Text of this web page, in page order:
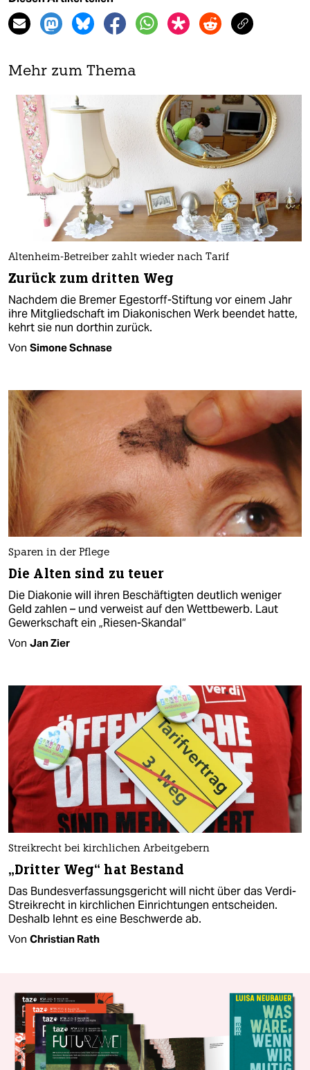
Mehr zum Thema
Altenheim-Betreiber zahlt wieder nach Tarif
Zurück zum dritten Weg
Nachdem die Bremer Egestorff-Stiftung vor einem Jahr
ihre Mitgliedschaft im Diakonischen Werk beendet hatte,
kehrt sie nun dorthin zurück.
Von Simone Schnase
Sparen in der Pflege
Die Alten sind zu teuer
Die Diakonie will ihren Beschäftigten deutlich weniger
Geld zahlen – und verweist auf den Wettbewerb. Laut
Gewerkschaft ein „Riesen-Skandal“
Von Jan Zier
Streikrecht bei kirchlichen Arbeitgebern
„Dritter Weg“ hat Bestand
Das Bundesverfassungsgericht will nicht über das Verdi-
Streikrecht in kirchlichen Einrichtungen entscheiden.
Deshalb lehnt es eine Beschwerde ab.
Von Christian Rath